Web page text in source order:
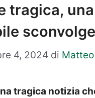
tragica,
sconvolge
4, 2024 di
tragica notizia